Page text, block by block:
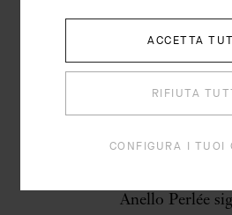
Anello Perlée
ACCETTA
RIFIUTA
CONFIGURA I TUOI